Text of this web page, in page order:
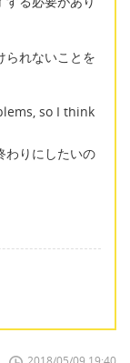
られないことを
so I think
わりにしたいの